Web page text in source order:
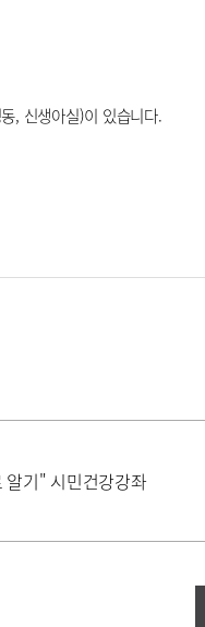
, 신생아실)이 있습니다.
기" 시민건강강좌